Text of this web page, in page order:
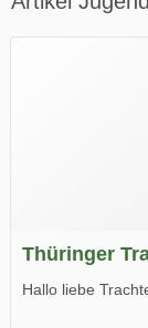
Thüringer
Hallo liebe